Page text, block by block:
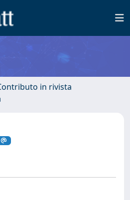
in rivista